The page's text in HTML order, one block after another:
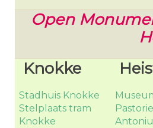
Open
Knokke
Stadhuis Knokke
Stelplaats tram
Knokke